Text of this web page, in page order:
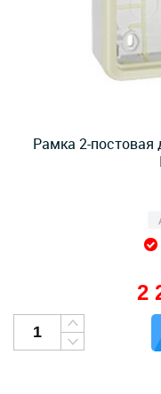
Рамка 2-постовая
2